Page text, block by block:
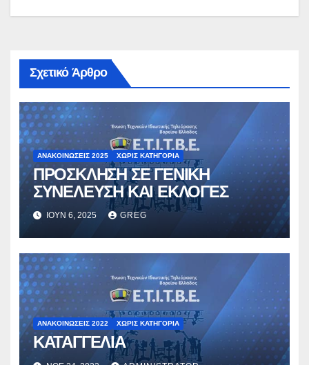
Σχετικό Άρθρο
ΑΝΑΚΟΙΝΏΣΕΙΣ 2025 ΧΩΡΊΣ ΚΑΤΗΓΟΡΊΑ
ΠΡΟΣΚΛΗΣΗ ΣΕ ΓΕΝΙΚΗ
ΣΥΝΕΛΕΥΣΗ ΚΑΙ ΕΚΛΟΓΕΣ
ΙΟΎΝ 6, 2025 GREG
ΑΝΑΚΟΙΝΏΣΕΙΣ 2022 ΧΩΡΊΣ ΚΑΤΗΓΟΡΊΑ
ΚΑΤΑΓΓΕΛΙΑ